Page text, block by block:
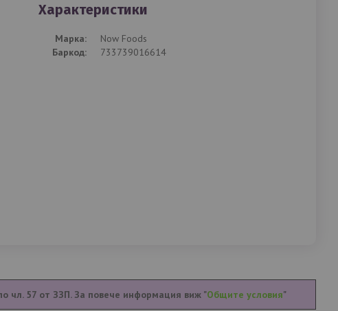
Характеристики
Mарка:
Now Foods
Баркод:
733739016614
чл. 57 от ЗЗП. За повече информация виж "Общите условия"